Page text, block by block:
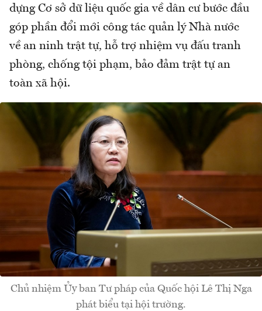
dựng Cơ sở dữ liệu quốc gia về dân cư bước đầu
góp phần đổi mới công tác quản lý Nhà nước
về an ninh trật tự, hỗ trợ nhiệm vụ đấu tranh
phòng, chống tội phạm, bảo đảm trật tự an
toàn xã hội.
Chủ nhiệm Ủy ban Tư pháp của Quốc hội Lê Thị Nga
phát biểu tại hội trường.